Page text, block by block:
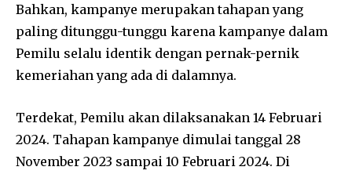
Bahkan, kampanye merupakan tahapan yang
paling ditunggu-tunggu karena kampanye dalam
Pemilu selalu identik dengan pernak-pernik
kemeriahan yang ada di dalamnya.
Terdekat, Pemilu akan dilaksanakan 14 Februari
2024. Tahapan kampanye dimulai tanggal 28
November 2023 sampai 10 Februari 2024. Di